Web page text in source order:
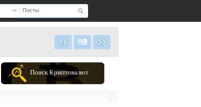
Посты
Поиск Криптовалют